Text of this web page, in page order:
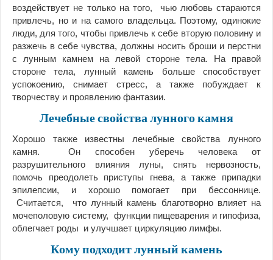
воздействует не только на того, чью любовь стараются
привлечь, но и на самого владельца. Поэтому, одинокие
люди, для того, чтобы привлечь к себе вторую половину и
разжечь в себе чувства, должны носить броши и перстни
с лунным камнем на левой стороне тела. На правой
стороне тела, лунный камень больше способствует
успокоению, снимает стресс, а также побуждает к
творчеству и проявлению фантазии.
Лечебные свойства лунного камня
Хорошо также известны лечебные свойства лунного
камня. Он способен уберечь человека от
разрушительного влияния луны, снять нервозность,
помочь преодолеть приступы гнева, а также припадки
эпилепсии, и хорошо помогает при бессоннице.
Считается, что лунный камень благотворно влияет на
мочеполовую систему, функции пищеварения и гипофиза,
облегчает роды и улучшает циркуляцию лимфы.
Кому подходит лунный камень